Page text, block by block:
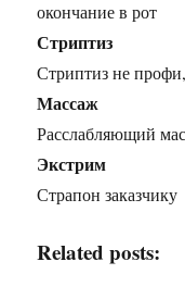
окончание в рот
Стриптиз
Стриптиз не
Массаж
Расслабляющий
Экстрим
Страпон заказчику
Related posts: